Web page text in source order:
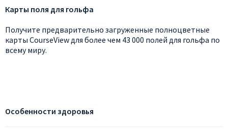
Карты поля для гольфа
Получите предварительно загруженные полноцветные
карты CourseView для более чем 43 000 полей для гольфа по
всему миру.
Особенности здоровья